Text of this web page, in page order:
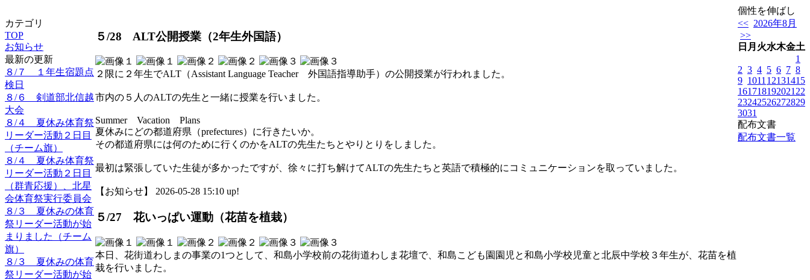
個性を伸ばし 進
カテゴリ
TOP
お知らせ
最新の更新
８/７ １年生宿題点
検日
８/６ 剣道部北信越
大会
８/４ 夏休み体育祭
リーダー活動２日目
（チーム旗）
８/４ 夏休み体育祭
リーダー活動２日目
（群青応援）、北星
会体育祭実行委員会
８/３ 夏休みの体育
祭リーダー活動が始
まりました（チーム
旗）
８/３ 夏休みの体育
祭リーダー活動が始
５/28 ALT公開授業（2年生外国語）
２限に２年生でALT（Assistant Language Teacher 外国語指導助手）の公開授業が行われました。
市内の５人のALTの先生と一緒に授業を行いました。
Summer Vacation Plans
夏休みにどの都道府県（prefectures）に行きたいか。
その都道府県には何のために行くのかをALTの先生たちとやりとりをしました。
最初は緊張していた生徒が多かったですが、徐々に打ち解けてALTの先生たちと英語で積極的にコミュニケーションを取っていました。
【お知らせ】 2026-05-28 15:10 up!
５/27 花いっぱい運動（花苗を植栽）
本日、花街道わしまの事業の1つとして、和島小学校前の花街道わしま花壇で、和島こども園園児と和島小学校児童と北辰中学校３年生が、花苗を植
栽を行いました。
<< 2026年8月
>>
日 月 火水木金土
1
2 3 4 5 6 7 8
9 1011 12131415
161718192021 22
23242526272829
3031
配布文書
配布文書一覧